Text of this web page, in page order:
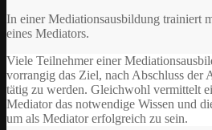
In einer Mediationsausbildung trainiert
eines Mediators.
Viele Teilnehmer einer
vorrangig das Ziel, nach Abschluss der
tätig zu werden. Gleichwohl vermittelt
Mediator das notwendige Wissen und
um als Mediator erfolgreich zu sein.